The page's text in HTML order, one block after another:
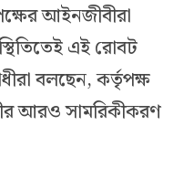
আইনজীবীরা
এই রোবট
বলছেন, কর্তৃপক্ষ
আরও সামরিকীকরণ